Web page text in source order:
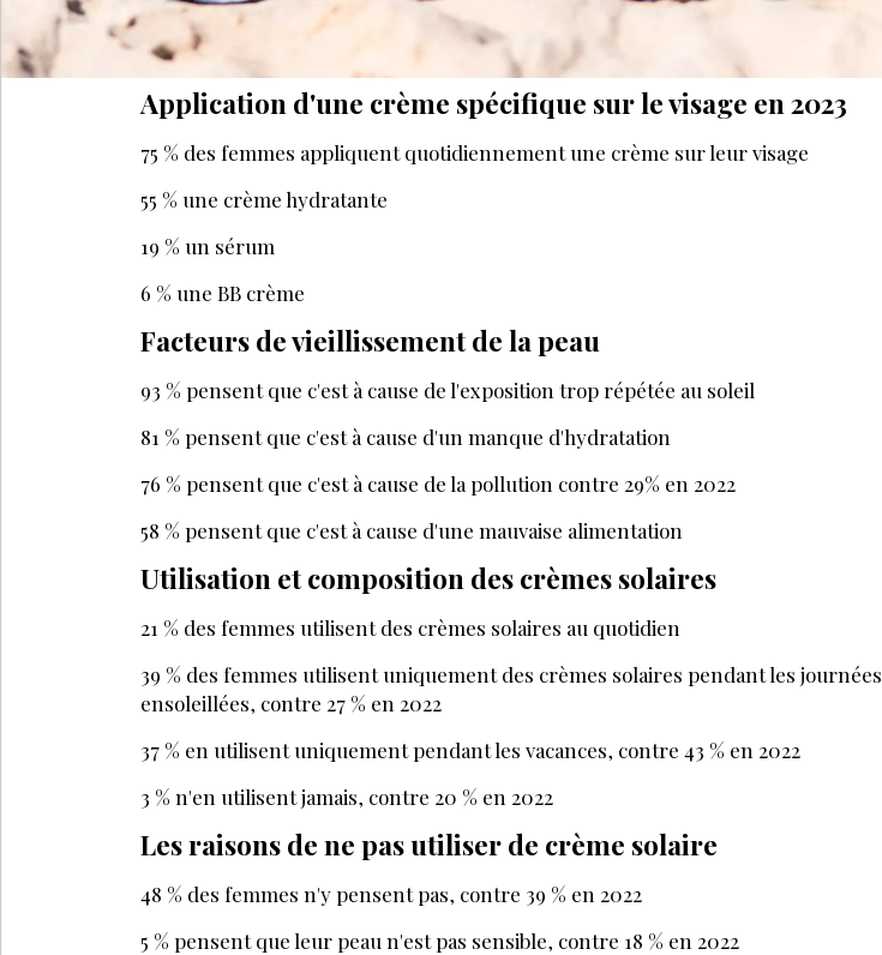
Application d'une crème spécifique sur le visage en 2023
75 % des femmes appliquent quotidiennement une crème sur leur visage
55 % une crème hydratante
19 % un sérum
6 % une BB crème
Facteurs de vieillissement de la peau
93 % pensent que c'est à cause de l'exposition trop répétée au soleil
81 % pensent que c'est à cause d'un manque d'hydratation
76 % pensent que c'est à cause de la pollution contre 29% en 2022
58 % pensent que c'est à cause d'une mauvaise alimentation
Utilisation et composition des crèmes solaires
21 % des femmes utilisent des crèmes solaires au quotidien
39 % des femmes utilisent uniquement des crèmes solaires pendant les jour­nées
ensoleillées, contre 27 % en 2022
37 % en utilisent uniquement pendant les vacances, contre 43 % en 2022
3 % n'en utilisent jamais, contre 20 % en 2022
Les raisons de ne pas utiliser de crème solaire
48 % des femmes n'y pensent pas, contre 39 % en 2022
5 % pensent que leur peau n'est pas sensible, contre 18 % en 2022